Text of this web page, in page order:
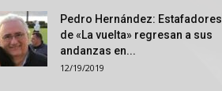
Pedro Hernández: Estafadores
de «La vuelta» regresan a sus
andanzas en...
12/19/2019